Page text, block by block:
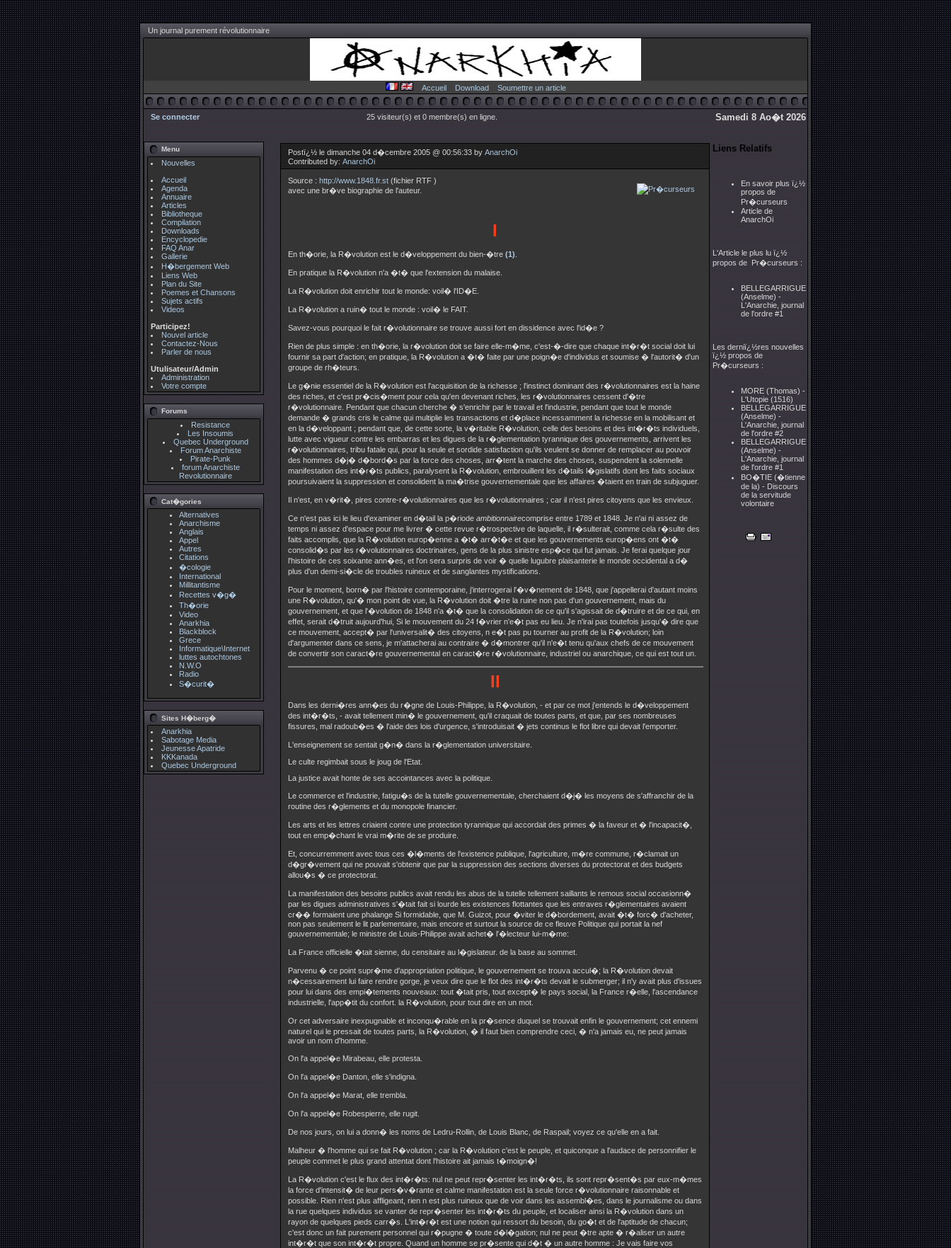
Un journal purement révolutionnaire
Accueil Download Soumettre un article
Se connecter 25 visiteur(s) et 0 membre(s) en ligne. Samedi 8 Ao�t 2026
Menu
Nouvelles
Accueil
Agenda
Annuaire
Articles
Bibliotheque
Compilation
Downloads
Encyclopedie
FAQ Anar
Gallerie
H�bergement Web
Liens Web
Plan du Site
Poemes et Chansons
Sujets actifs
Videos
Participez!
Nouvel article
Contactez-Nous
Parler de nous
Utulisateur/Admin
Administration
Votre compte
Forums
Resistance
Les Insoumis
Quebec Underground
Forum Anarchiste
Pirate-Punk
forum Anarchiste
Revolutionnaire
Cat�gories
Alternatives
Anarchisme
Anglais
Appel
Autres
Citations
�cologie
International
Millitantisme
Recettes v�g�
Th�orie
Video
Anarkhia
Blackblock
Grece
Informatique\Internet
luttes autochtones
N.W.O
Radio
S�curit�
Sites H�berg�
Anarkhia
Sabotage Media
Jeunesse Apatride
KKKanada
Quebec Underground
Postï¿½ le dimanche 04 d�cembre 2005 @ 00:56:33 by AnarchOi
Contributed by: AnarchOi
Source : http://www.1848.fr.st (fichier RTF )
avec une br�ve biographie de l'auteur.
I
En th�orie, la R�volution est le d�veloppement du bien-�tre (1)
En pratique la R�volution n'a �t� que l'extension du malaise.
La R�volution doit enrichir tout le monde: voil� l'ID�E.
La R�volution a ruin� tout le monde : voil� le FAIT.
Savez-vous pourquoi le fait r�volutionnaire se trouve aussi fort en dissidence avec l'id�e ?
Rien de plus simple : en th�orie, la r�volution doit se faire elle-m�me, c'est-�-dire que chaque int�r�t social doit lui
fournir sa part d'action; en pratique, la R�volution a �t� faite par une poign�e d'individus et soumise � l'autorit� d'un
groupe de rh�teurs.
Le g�nie essentiel de la R�volution est l'acquisition de la richesse ; l'instinct dominant des r�volutionnaires est la haine
des riches, et c'est pr�cis�ment pour cela qu'en devenant riches, les r�volutionnaires cessent d'�tre
r�volutionnaire. Pendant que chacun cherche � s'enrichir par le travail et l'industrie, pendant que tout le monde
demande � grands cris le calme qui multiplie les transactions et d�place incessamment la richesse en la mobilisant et
en la d�veloppant ; pendant que, de cette sorte, la v�ritable R�volution, celle des besoins et des int�r�ts individuels,
lutte avec vigueur contre les embarras et les digues de la r�glementation tyrannique des gouvernements, arrivent les
r�volutionnaires, tribu fatale qui, pour la seule et sordide satisfaction qu'ils veulent se donner de remplacer au pouvoir
des hommes d�j� d�bord�s par la force des choses, arr�tent la marche des choses, suspendent la solennelle
manifestation des int�r�ts publics, paralysent la R�volution, embrouillent les d�tails l�gislatifs dont les faits sociaux
poursuivaient la suppression et consolident la ma�trise gouvernementale que les affaires �taient en train de subjuguer.
Il n'est, en v�rit�, pires contre-r�volutionnaires que les r�volutionnaires ; car il n'est pires citoyens que les envieux.
Ce n'est pas ici le lieu d'examiner en d�tail la p�riode ambitionnairecomprise entre 1789 et 1848. Je n'ai ni assez de
temps ni assez d'espace pour me livrer � cette revue r�trospective de laquelle, il r�sulterait, comme cela r�sulte des
faits accomplis, que la R�volution europ�enne a �t� arr�t�e et que les gouvernements europ�ens ont �t�
consolid�s par les r�volutionnaires doctrinaires, gens de la plus sinistre esp�ce qui fut jamais. Je ferai quelque jour
l'histoire de ces soixante ann�es, et l'on sera surpris de voir � quelle lugubre plaisanterie le monde occidental a d�
plus d'un demi-si�cle de troubles ruineux et de sanglantes mystifications.
Pour le moment, born� par l'histoire contemporaine, j'interrogerai l'�v�nement de 1848, que j'appellerai d'autant moins
une R�volution, qu'� mon point de vue, la R�volution doit �tre la ruine non pas d'un gouvernement, mais du
gouvernement, et que l'�volution de 1848 n'a �t� que la consolidation de ce qu'il s'agissait de d�truire et de ce qui, en
effet, serait d�truit aujourd'hui, Si le mouvement du 24 f�vrier n'e�t pas eu lieu. Je n'irai pas toutefois jusqu'� dire que
ce mouvement, accept� par l'universalit� des citoyens, n e�t pas pu tourner au profit de la R�volution; loin
d'argumenter dans ce sens, je m'attacherai au contraire � d�montrer qu'il n'e�t tenu qu'aux chefs de ce mouvement
de convertir son caract�re gouvernemental en caract�re r�volutionnaire, industriel ou anarchique, ce qui est tout un.
II
Dans les derni�res ann�es du r�gne de Louis-Philippe, la R�volution, - et par ce mot j'entends le d�veloppement
des int�r�ts, - avait tellement min� le gouvernement, qu'il craquait de toutes parts, et que, par ses nombreuses
fissures, mal radoub�es � l'aide des lois d'urgence, s'introduisait � jets continus le flot libre qui devait l'emporter.
L'enseignement se sentait g�n� dans la r�glementation universitaire.
Le culte regimbait sous le joug de l'Etat.
La justice avait honte de ses accointances avec la politique.
Le commerce et l'industrie, fatigu�s de la tutelle gouvernementale, cherchaient d�j� les moyens de s'affranchir de la
routine des r�glements et du monopole financier.
Les arts et les lettres criaient contre une protection tyrannique qui accordait des primes � la faveur et � l'incapacit�,
tout en emp�chant le vrai m�rite de se produire.
Et, concurremment avec tous ces �l�ments de l'existence publique, l'agriculture, m�re commune, r�clamait un
d�gr�vement qui ne pouvait s'obtenir que par la suppression des sections diverses du protectorat et des budgets
allou�s � ce protectorat.
La manifestation des besoins publics avait rendu les abus de la tutelle tellement saillants le remous social occasionn�
par les digues administratives s'�tait fait si lourde les existences flottantes que les entraves r�glementaires avaient
cr�� formaient une phalange Si formidable, que M. Guizot, pour �viter le d�bordement, avait �t� forc� d'acheter,
non pas seulement le lit parlementaire, mais encore et surtout la source de ce fleuve Politique qui portait la nef
gouvernementale; le ministre de Louis-Philippe avait achet� l'�lecteur lui-m�me:
La France officielle �tait sienne, du censitaire au l�gislateur. de la base au sommet.
Parvenu � ce point supr�me d'appropriation politique, le gouvernement se trouva accul�; la R�volution devait
n�cessairement lui faire rendre gorge, je veux dire que le flot des int�r�ts devait le submerger; il n'y avait plus d'issues
pour lui dans des empi�tements nouveaux: tout �tait pris, tout except� le pays social, la France r�elle, l'ascendance
industrielle, l'app�tit du confort. la R�volution, pour tout dire en un mot.
Or cet adversaire inexpugnable et inconqu�rable en la pr�sence duquel se trouvait enfin le gouvernement; cet ennemi
naturel qui le pressait de toutes parts, la R�volution, � il faut bien comprendre ceci, � n'a jamais eu, ne peut jamais
avoir un nom d'homme.
On l'a appel�e Mirabeau, elle protesta.
On l'a appel�e Danton, elle s'indigna.
On l'a appel�e Marat, elle trembla.
On l'a appel�e Robespierre, elle rugit.
De nos jours, on lui a donn� les noms de Ledru-Rollin, de Louis Blanc, de Raspail; voyez ce qu'elle en a fait.
Malheur � l'homme qui se fait R�volution ; car la R�volution c'est le peuple, et quiconque a l'audace de personnifier le
peuple commet le plus grand attentat dont l'histoire ait jamais t�moign�!
La R�volution c'est le flux des int�r�ts: nul ne peut repr�senter les int�r�ts, ils sont repr�sent�s par eux-m�mes
la force d'intensit� de leur pers�v�rante et calme manifestation est la seule force r�volutionnaire raisonnable et
possible. Rien n'est plus affligeant, rien n est plus ruineux que de voir dans les assembl�es, dans le journalisme ou dans
la rue quelques individus se vanter de repr�senter les int�r�ts du peuple, et localiser ainsi la R�volution dans un
rayon de quelques pieds carr�s. L'int�r�t est une notion qui ressort du besoin, du go�t et de l'aptitude de chacun;
c'est donc un fait purement personnel qui r�pugne � toute d�l�gation; nul ne peut �tre apte � r�aliser un autre
int�r�t que son int�r�t propre. Quand un homme se pr�sente qui d�t � un autre homme : Je vais faire vos
Liens Relatifs
En savoir plus ï¿½
propos de
Pr�curseurs
Article de
AnarchOi
L'Article le plus lu ï¿½
propos de Pr�curseurs :
BELLEGARRIGUE
(Anselme) -
L'Anarchie, journal
de l'ordre #1
Les derniï¿½res nouvelles
ï¿½ propos de
Pr�curseurs :
MORE (Thomas) -
L'Utopie (1516)
BELLEGARRIGUE
(Anselme) -
L'Anarchie, journal
de l'ordre #2
BELLEGARRIGUE
(Anselme) -
L'Anarchie, journal
de l'ordre #1
BO�TIE (�tienne
de la) - Discours
de la servitude
volontaire